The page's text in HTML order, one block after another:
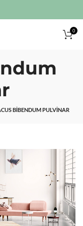
0
BIBENDUM PULVINAR